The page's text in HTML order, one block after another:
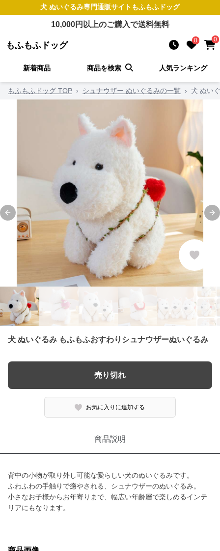
犬 ぬいぐるみ専門通販サイト もふもふドッグ
10,000円以上のご購入で送料無料
もふもふドッグ 0 0
新着商品 商品を検索 人気ランキング
もふもふドッグ TOP › シュナウザー ぬいぐるみの一覧 › 犬 ぬい
Previous slide
犬 ぬいぐるみ もふもふおすわりシュナウザーぬいぐるみ
売り切れ
お気に入りに追加する
商品説明
背中の小物が取り外し可能な愛らしい犬のぬいぐるみです。
ふわふわの手触りで癒やされる、シュナウザーのぬいぐるみ。
小さなお子様からお年寄りまで、幅広い年齢層で楽しめるインテ
リアにもなります。